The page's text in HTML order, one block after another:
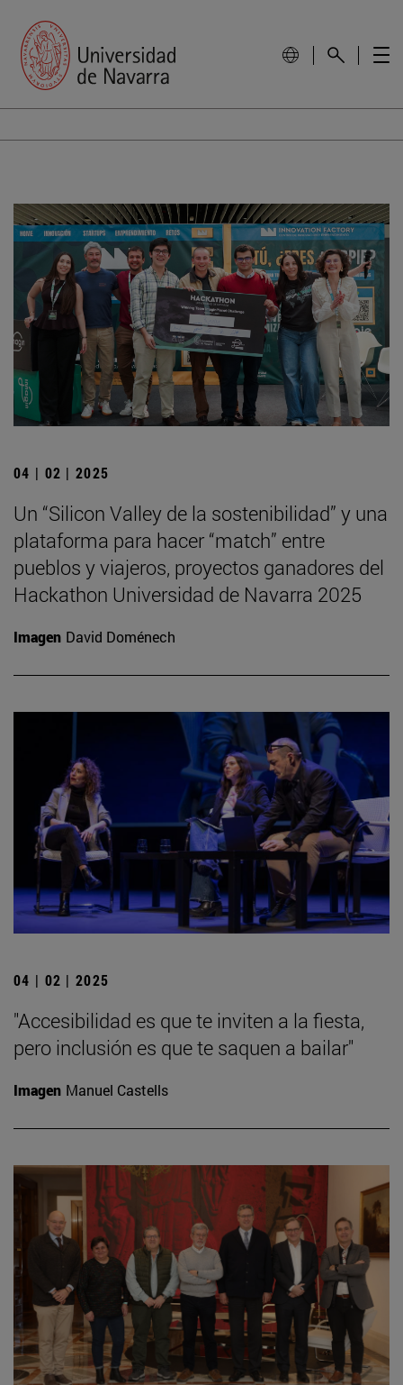
04 | 02 | 2025
Un “Silicon Valley de la sostenibilidad” y una
plataforma para hacer “match” entre
pueblos y viajeros, proyectos ganadores del
Hackathon Universidad de Navarra 2025
Imagen David Doménech
04 | 02 | 2025
"Accesibilidad es que te inviten a la fiesta,
pero inclusión es que te saquen a bailar"
Imagen Manuel Castells